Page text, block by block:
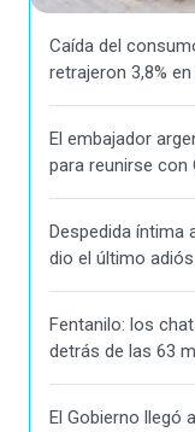
Caída del
retrajeron 3,8% en
El embajador
para reunirse con
Despedida íntima
dio el último
Fentanilo: los
detrás de las 63
El Gobierno llegó